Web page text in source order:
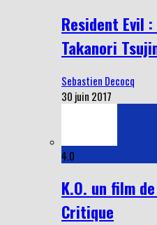
Resident Evil
Takanori
Sebastien Decocq
30 juin 2017
4.0
K.O. un film
Critique